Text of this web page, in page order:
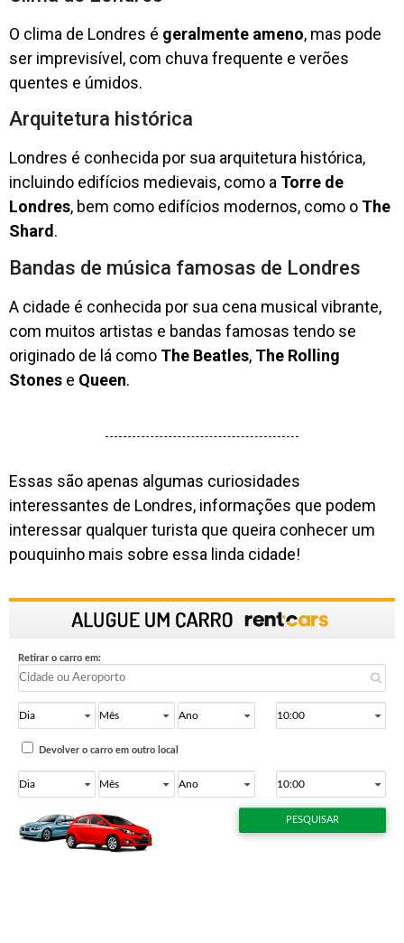
O clima de Londres é geralmente ameno, mas pode
ser imprevisível, com chuva frequente e verões
quentes e úmidos.
Arquitetura histórica
Londres é conhecida por sua arquitetura histórica,
incluindo edifícios medievais, como a Torre de
Londres, bem como edifícios modernos, como o The
Shard.
Bandas de música famosas de Londres
A cidade é conhecida por sua cena musical vibrante,
com muitos artistas e bandas famosas tendo se
originado de lá como The Beatles, The Rolling
Stones e Queen.
Essas são apenas algumas curiosidades
interessantes de Londres, informações que podem
interessar qualquer turista que queira conhecer um
pouquinho mais sobre essa linda cidade!